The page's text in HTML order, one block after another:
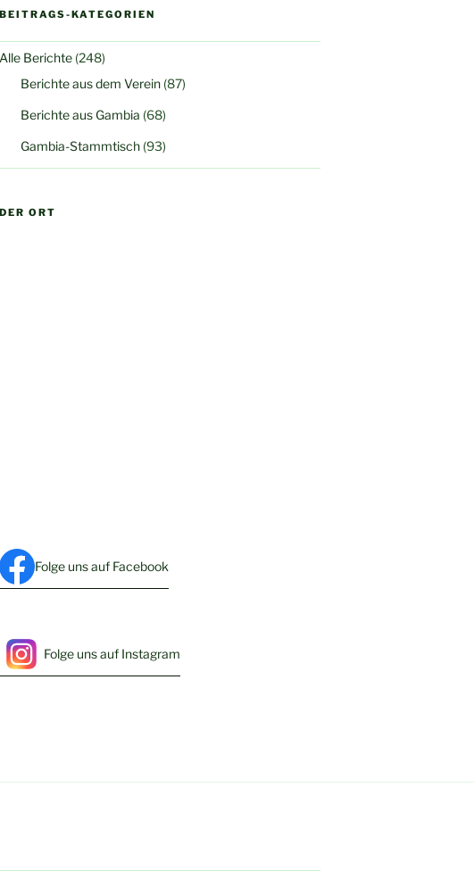
BEITRAGS-KATEGORIEN
Alle Berichte (248)
Berichte aus dem Verein (87)
Berichte aus Gambia (68)
Gambia-Stammtisch (93)
DER ORT
Folge uns auf Facebook
Folge uns auf Instagram